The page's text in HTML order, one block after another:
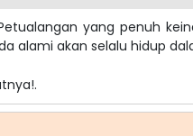
yang penuh
alami akan selalu hidup
.